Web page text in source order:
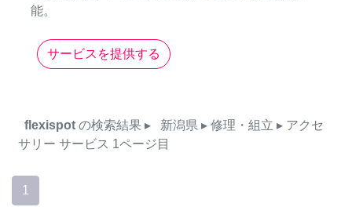
能。
サービスを提供する
flexispot の検索結果 ▸ 新潟県 ▸ 修理・組立 ▸ アクセ
サリー サービス 1ページ目
1